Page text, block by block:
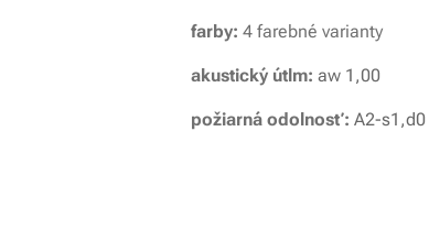
farby: 4 farebné varianty
akustický útlm: aw 1,00
požiarná odolnosť: A2-s1,d0